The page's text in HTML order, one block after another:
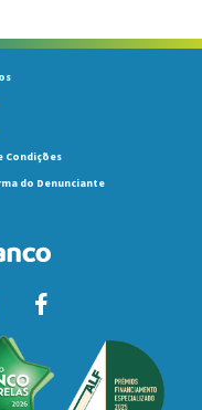
Condições
do Denunciante